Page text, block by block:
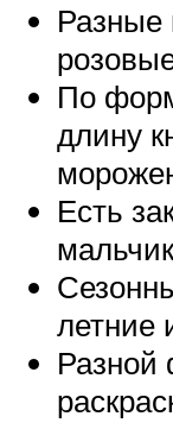
Разные
По
длину
Есть
летние
Разной